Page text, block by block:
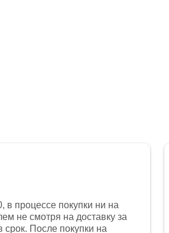
в процессе покупки ни на
не смотря на доставку за
срок. После покупки на